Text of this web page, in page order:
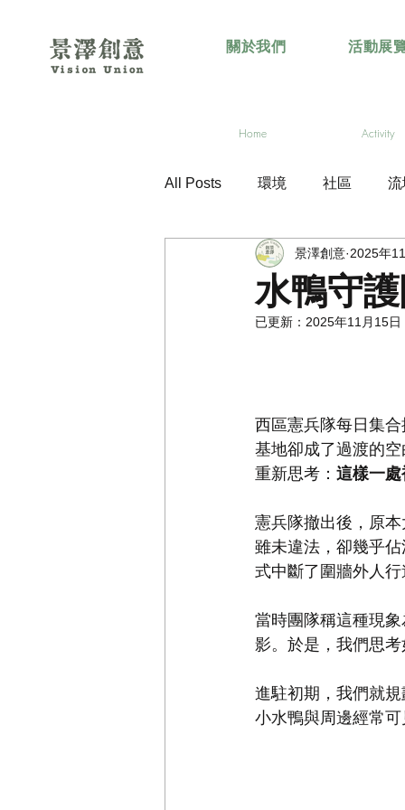
關於我們 活動展
Home Activity
All Posts 環境 社區 流
水鴨守
景澤創意 2025年
已更新： 2025年11月15日
西區憲兵隊每日集
基地卻成了過渡的
重新思考： 這樣一
憲兵隊撤出後，原
雖未違法，卻幾乎
式中斷了圍牆外人
當時團隊稱這種現
影。於是，我們思
進駐初期，我們就
小水鴨與周邊經常